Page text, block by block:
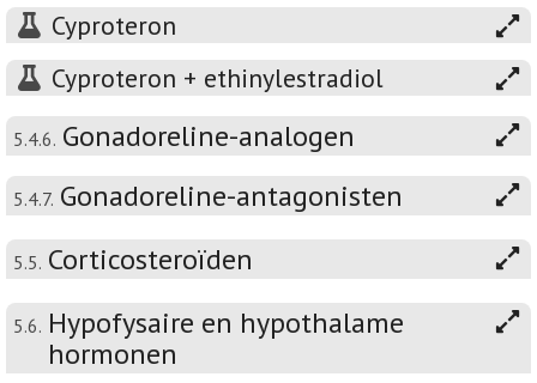
Cyproteron
Cyproteron + ethinylestradiol
5.4.6. Gonadoreline-analogen
5.4.7. Gonadoreline-antagonisten
5.5. Corticosteroïden
5.6. Hypofysaire en hypothalame
hormonen